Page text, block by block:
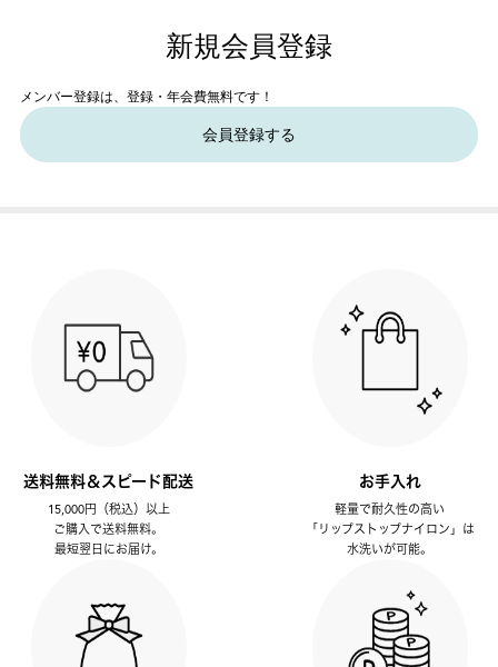
新規会員登録
メンバー登録は、登録・年会費無料です！
会員登録する
送料無料＆スピード配送
15,000円（税込）以上
ご購入で送料無料。
最短翌日にお届け。
お手入れ
軽量で耐久性の高い
「リップストップナイロン」は
水洗いが可能。